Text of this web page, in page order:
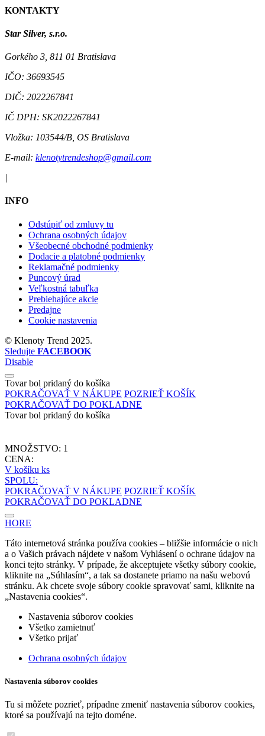
KONTAKTY
Star Silver, s.r.o.
Gorkého 3, 811 01 Bratislava
IČO: 36693545
DIČ: 2022267841
IČ DPH: SK2022267841
Vložka: 103544/B, OS Bratislava
E-mail: klenotytrendeshop@gmail.com
|
INFO
Odstúpiť od zmluvy tu
Ochrana osobných údajov
Všeobecné obchodné podmienky
Dodacie a platobné podmienky
Reklamačné podmienky
Puncový úrad
Veľkostná tabuľka
Prebiehajúce akcie
Predajne
Cookie nastavenia
© Klenoty Trend 2025.
Sledujte FACEBOOK
Disable
Tovar bol pridaný do košíka
POKRAČOVAŤ V NÁKUPE POZRIEŤ KOŠÍK
POKRAČOVAŤ DO POKLADNE
Tovar bol pridaný do košíka
MNOŽSTVO: 1
CENA:
V košíku ks
SPOLU:
POKRAČOVAŤ V NÁKUPE POZRIEŤ KOŠÍK
POKRAČOVAŤ DO POKLADNE
HORE
Táto internetová stránka používa cookies – bližšie informácie o nich
a o Vašich právach nájdete v našom Vyhlásení o ochrane údajov na
konci tejto stránky. V prípade, že akceptujete všetky súbory cookie,
kliknite na „Súhlasím“, a tak sa dostanete priamo na našu webovú
stránku. Ak chcete svoje súbory cookie spravovať sami, kliknite na
„Nastavenia cookies“.
Nastavenia súborov cookies
Všetko zamietnuť
Všetko prijať
Ochrana osobných údajov
Nastavenia súborov cookies
Tu si môžete pozrieť, prípadne zmeniť nastavenia súborov cookies,
ktoré sa používajú na tejto doméne.